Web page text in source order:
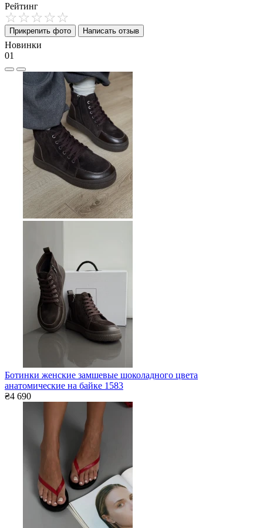
Рейтинг
Прикрепить фото Написать отзыв
Новинки
01
Ботинки женские замшевые шоколадного цвета
анатомические на байке 1583
₴4 690